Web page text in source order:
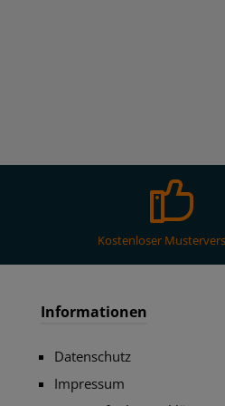
Kostenloser
Informationen
Datenschutz
Impressum